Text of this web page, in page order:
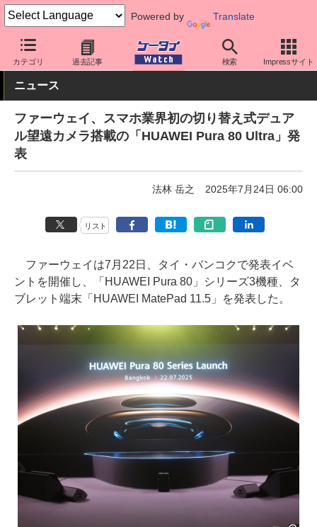
Powered by Translate
カテゴリ 過去記事 検索 Impressサイト
ケータイ Watch OS Android ファーウェイ
ニュース
ファーウェイ、スマホ業界初の切り替え式デュア
ル望遠カメラ搭載の「HUAWEI Pura 80 Ultra」発
表
法林 岳之 2025年7月24日 06:00
リスト
ファーウェイは7月22日、タイ・バンコクで発表イベ
ントを開催し、「HUAWEI Pura 80」シリーズ3機種、タ
ブレット端末「HUAWEI MatePad 11.5」を発表した。